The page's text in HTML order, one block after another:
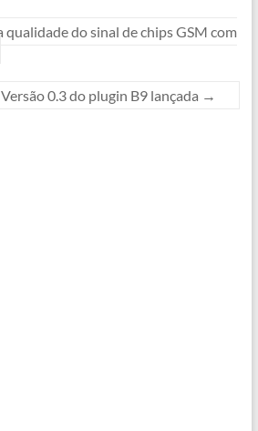
do sinal de chips GSM com
Versão 0.3 do plugin B9 lançada →